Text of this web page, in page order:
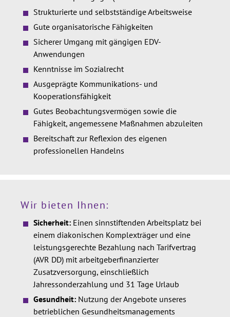
Strukturierte und selbstständige Arbeitsweise
Gute organisatorische Fähigkeiten
Sicherer Umgang mit gängigen EDV-
Anwendungen
Kenntnisse im Sozialrecht
Ausgeprägte Kommunikations- und
Kooperationsfähigkeit
Gutes Beobachtungsvermögen sowie die
Fähigkeit, angemessene Maßnahmen abzuleiten
Bereitschaft zur Reflexion des eigenen
professionellen Handelns
Wir bieten Ihnen:
Sicherheit: Einen sinnstiftenden Arbeitsplatz bei
einem diakonischen Komplexträger und eine
leistungsgerechte Bezahlung nach Tarifvertrag
(AVR DD) mit arbeitgeberfinanzierter
Zusatzversorgung, einschließlich
Jahressonderzahlung und 31 Tage Urlaub
Gesundheit: Nutzung der Angebote unseres
betrieblichen Gesundheitsmanagements